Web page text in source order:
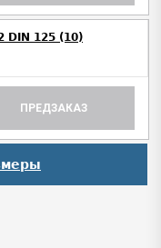
DIN 125 (10)
ПРЕДЗАКАЗ